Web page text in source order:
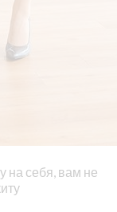
на себя, вам не